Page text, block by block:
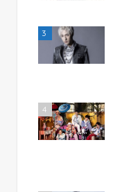
3
4